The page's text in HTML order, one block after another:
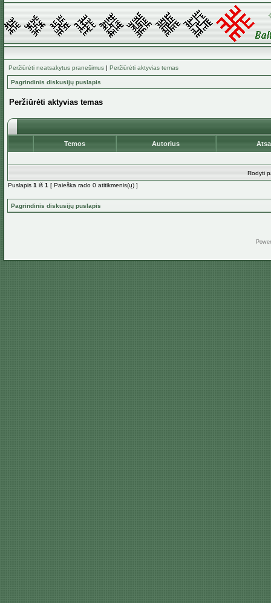
Peržiūrėti neatsakytus pranešimus | Peržiūrėti aktyvias temas
Pagrindinis diskusijų puslapis
Peržiūrėti aktyvias temas
Temos Autorius
Rodyti
Puslapis 1 iš 1 [ Paieška rado 0 atitikmenis(ų) ]
Pagrindinis diskusijų puslapis